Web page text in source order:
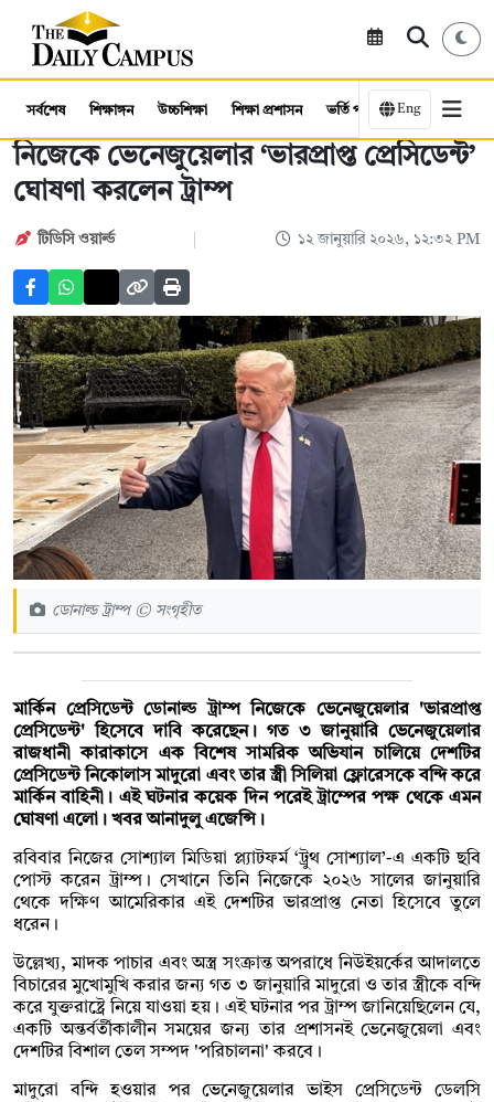
সর্বশেষ শিক্ষাঙ্গন উচ্চশিক্ষা শিক্ষা প্রশাসন ভর্তি পরীক্ষা কর্মসংস্থান
Eng
নিজেকে ভেনেজুয়েলার ‘ভারপ্রাপ্ত প্রেসিডেন্ট’
ঘোষণা করলেন ট্রাম্প
টিডিসি ওয়ার্ল্ড ১২ জানুয়ারি ২০২৬, ১২:৩২ PM
ডোনাল্ড ট্রাম্প © সংগৃহীত
মার্কিন প্রেসিডেন্ট ডোনাল্ড ট্রাম্প নিজেকে ভেনেজুয়েলার 'ভারপ্রাপ্ত
প্রেসিডেন্ট' হিসেবে দাবি করেছেন। গত ৩ জানুয়ারি ভেনেজুয়েলার
রাজধানী কারাকাসে এক বিশেষ সামরিক অভিযান চালিয়ে দেশটির
প্রেসিডেন্ট নিকোলাস মাদুরো এবং তার স্ত্রী সিলিয়া ফ্লোরেসকে বন্দি করে
মার্কিন বাহিনী। এই ঘটনার কয়েক দিন পরেই ট্রাম্পের পক্ষ থেকে এমন
ঘোষণা এলো। খবর আনাদুলু এজেন্সি।
রবিবার নিজের সোশ্যাল মিডিয়া প্ল্যাটফর্ম ‘ট্রুথ সোশ্যাল’-এ একটি ছবি
পোস্ট করেন ট্রাম্প। সেখানে তিনি নিজেকে ২০২৬ সালের জানুয়ারি
থেকে দক্ষিণ আমেরিকার এই দেশটির ভারপ্রাপ্ত নেতা হিসেবে তুলে
ধরেন।
উল্লেখ্য, মাদক পাচার এবং অস্ত্র সংক্রান্ত অপরাধে নিউইয়র্কের আদালতে
বিচারের মুখোমুখি করার জন্য গত ৩ জানুয়ারি মাদুরো ও তার স্ত্রীকে বন্দি
করে যুক্তরাষ্ট্রে নিয়ে যাওয়া হয়। এই ঘটনার পর ট্রাম্প জানিয়েছিলেন যে,
একটি অন্তর্বর্তীকালীন সময়ের জন্য তার প্রশাসনই ভেনেজুয়েলা এবং
দেশটির বিশাল তেল সম্পদ 'পরিচালনা' করবে।
মাদুরো বন্দি হওয়ার পর ভেনেজুয়েলার ভাইস প্রেসিডেন্ট ডেলসি